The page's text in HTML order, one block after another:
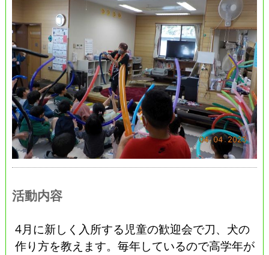
活動内容
4月に新しく入所する児童の歓迎会で刀、犬の
作り方を教えます。毎年しているので高学年が